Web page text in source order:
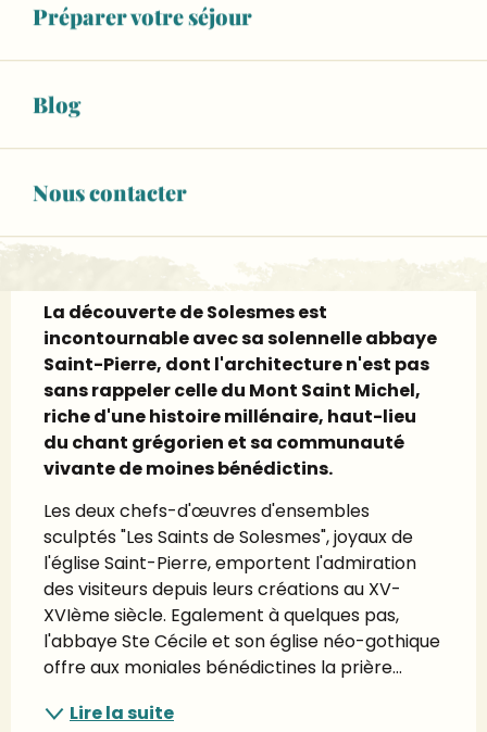
Préparer votre séjour
Blog
Nous contacter
CONTACTEZ-NOUS
La découverte de Solesmes est
incontournable avec sa solennelle abbaye
Saint-Pierre, dont l'architecture n'est pas
sans rappeler celle du Mont Saint Michel,
riche d'une histoire millénaire, haut-lieu
du chant grégorien et sa communauté
vivante de moines bénédictins.
Les deux chefs-d'œuvres d'ensembles
sculptés "Les Saints de Solesmes", joyaux de
l'église Saint-Pierre, emportent l'admiration
des visiteurs depuis leurs créations au XV-
XVIème siècle. Egalement à quelques pas,
l'abbaye Ste Cécile et son église néo-gothique
offre aux moniales bénédictines la prière...
Lire la suite